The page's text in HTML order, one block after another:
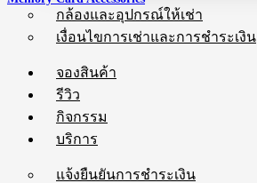
กล้องและอุปกรณ์ให้เช่า
เงื่อนไขการเช่าและการชำระเงิน
จองสินค้า
รีวิว
กิจกรรม
บริการ
แจ้งยืนยันการชำระเงิน